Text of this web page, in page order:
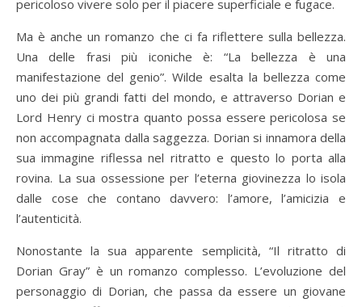
pericoloso vivere solo per il piacere superficiale e fugace.
Ma è anche un romanzo che ci fa riflettere sulla bellezza.
Una delle frasi più iconiche è: “La bellezza è una
manifestazione del genio”. Wilde esalta la bellezza come
uno dei più grandi fatti del mondo, e attraverso Dorian e
Lord Henry ci mostra quanto possa essere pericolosa se
non accompagnata dalla saggezza. Dorian si innamora della
sua immagine riflessa nel ritratto e questo lo porta alla
rovina. La sua ossessione per l’eterna giovinezza lo isola
dalle cose che contano davvero: l’amore, l’amicizia e
l’autenticità.
Nonostante la sua apparente semplicità, “Il ritratto di
Dorian Gray” è un romanzo complesso. L’evoluzione del
personaggio di Dorian, che passa da essere un giovane